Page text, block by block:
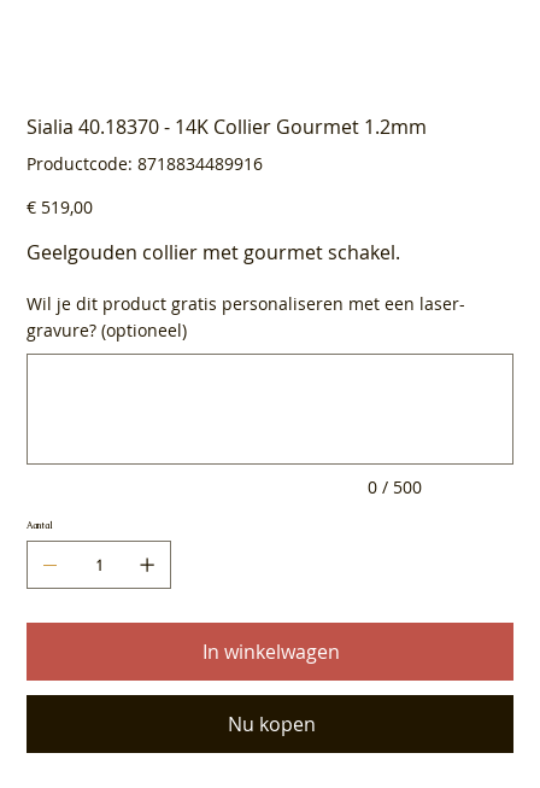
Sialia 40.18370 - 14K Collier Gourmet 1.2mm
Productcode: Productcode
8718834489916
8718834489916
Prijs
€ 519,00
Geelgouden collier met gourmet schakel.
Wil je dit product gratis personaliseren met een laser-
gravure? (optioneel)
0 / 500
Aantal
In winkelwagen
Nu kopen